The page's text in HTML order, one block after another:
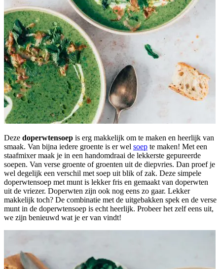
Deze doperwtensoep is erg makkelijk om te maken en heerlijk van
smaak. Van bijna iedere groente is er wel soep te maken! Met een
staafmixer maak je in een handomdraai de lekkerste gepureerde
soepen. Van verse groente of groenten uit de diepvries. Dan proef je
wel degelijk een verschil met soep uit blik of zak. Deze simpele
doperwtensoep met munt is lekker fris en gemaakt van doperwten
uit de vriezer. Doperwten zijn ook nog eens zo gaar. Lekker
makkelijk toch? De combinatie met de uitgebakken spek en de verse
munt in de doperwtensoep is echt heerlijk. Probeer het zelf eens uit,
we zijn benieuwd wat je er van vindt!